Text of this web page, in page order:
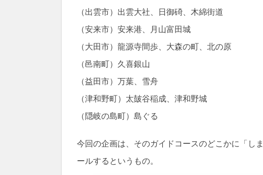
（出雲市）出雲大社、日御碕、木綿街道
（安来市）安来港、月山富田城
（大田市）龍源寺間歩、大森の町、北の原
（邑南町）久喜銀山
（益田市）万葉、雪舟
（津和野町）太皷谷稲成、津和野城
（隠岐の島町）島ぐる
今回の企画は、そのガイドコースのどこかに「し
ールするというもの。